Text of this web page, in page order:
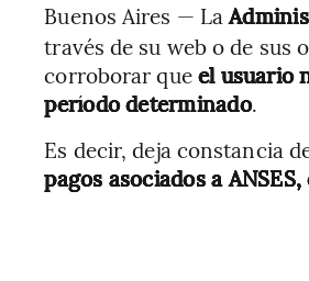
Buenos Aires — La
través de su web o de sus
corroborar queel usuario
período determinado.
Es decir, deja constancia
pagos asociados a